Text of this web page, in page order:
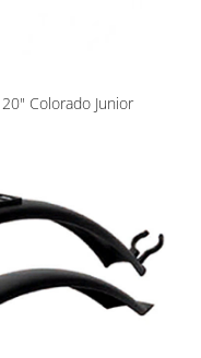
Colorado Junior